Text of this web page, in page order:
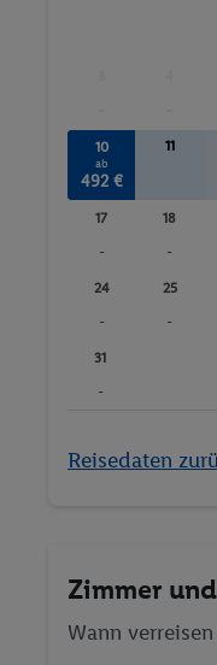
10
ab
492 €
11
17
-
18
-
24
-
25
-
31
-
Reisedaten
Zimmer
Wann verreisen